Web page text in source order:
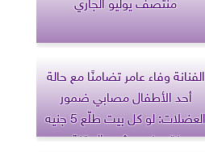
الفنانة وفاء عامر تضامنًا مع حالة
أحد الأطفال مصابي ضمور
العضلات: لو كل بيت طلّع 5 جنيه
نقدر نجمع ثمن الحقنة